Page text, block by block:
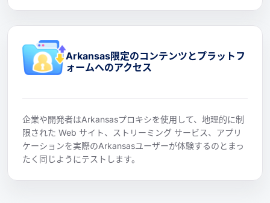
Arkansas限定のコンテンツとプラットフ
ォームへのアクセス
企業や開発者はArkansasプロキシを使用して、地理的に制
限された Web サイト、ストリーミング サービス、アプリ
ケーションを実際のArkansasユーザーが体験するのとまっ
たく同じようにテストします。